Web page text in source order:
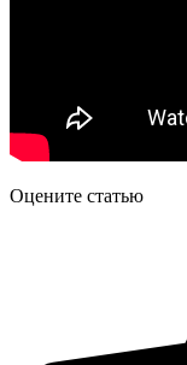
Оцените статью